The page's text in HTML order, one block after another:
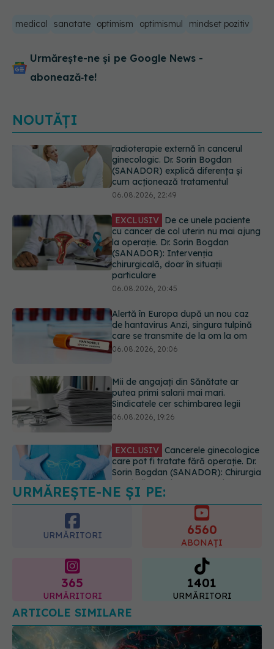
medical sanatate optimism optimismul mindset pozitiv
Urmărește-ne și pe Google News -
abonează‑te!
NOUTĂȚI
EXCLUSIV De ce unele paciente
cu cancer de col uterin nu mai ajung
la operație. Dr. Sorin Bogdan
(SANADOR): Intervenția
particulare
06.08.2026, 20:45
Alertă în Europa după un nou caz
de hantavirus Anzi, singura tulpină
care se transmite de la om la om
06.08.2026, 20:06
Mii de angajați din Sănătate ar
putea primi salarii mai mari.
Sindicatele cer schimbarea legii
EXCLUSIV Cancerele ginecologice
care pot fi tratate fără operație. Dr.
Sorin Bogdan (SANADOR): Chirurgia
06.08.2026, 19:05
EXCLUSIV Brahiterapie vs
radioterapie externă în cancerul
ginecologic. Dr. Sorin Bogdan
(SANADOR) explică diferența și
cum acționează tratamentul
URMĂREȘTE-NE ȘI PE:
URMĂRITORI 6560
ABONAȚI
365
URMĂRITORI
1401
URMĂRITORI
ARTICOLE SIMILARE